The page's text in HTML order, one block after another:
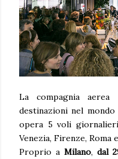
La compagnia aerea
destinazioni nel
opera 5 voli
Venezia, Firenze, Roma
Proprio a Milano,dal